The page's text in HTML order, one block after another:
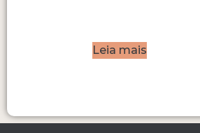
Leia mais